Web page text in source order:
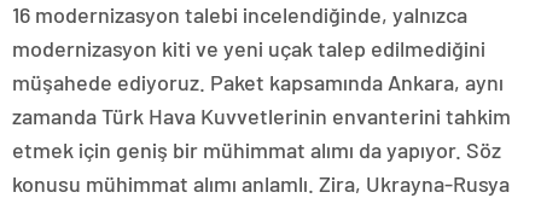
16 modernizasyon talebi incelendiğinde, yalnızca
modernizasyon kiti ve yeni uçak talep edilmediğini
müşahede ediyoruz. Paket kapsamında Ankara, aynı
zamanda Türk Hava Kuvvetlerinin envanterini tahkim
etmek için geniş bir mühimmat alımı da yapıyor. Söz
konusu mühimmat alımı anlamlı. Zira, Ukrayna-Rusya